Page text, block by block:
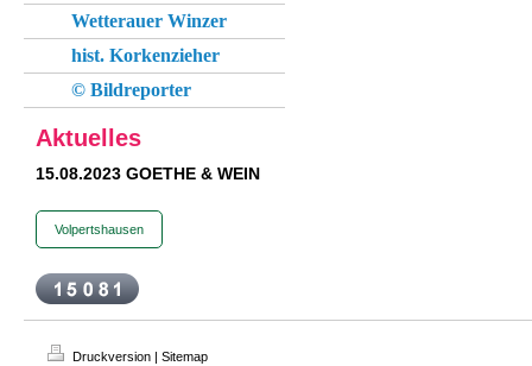
Wetterauer Winzer
hist. Korkenzieher
© Bildreporter
Aktuelles
15.08.2023 GOETHE & WEIN
Volpertshausen
Druckversion | Sitemap